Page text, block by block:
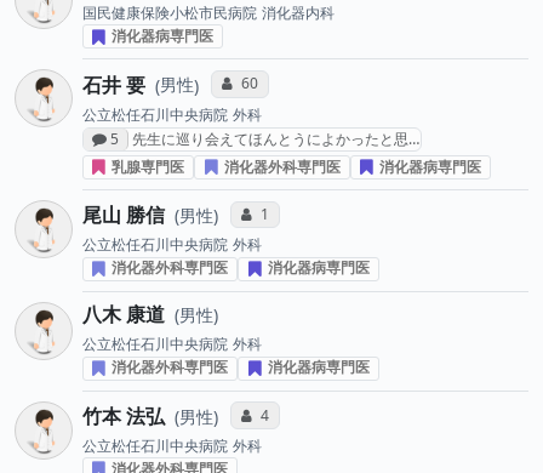
国民健康保険小松市民病院 消化器内科
消化器病専門医
石井 要 男性 コミュニケーション・タイプ投票数
60
公立松任石川中央病院 外科
感想投稿数
5
先生に巡り会えてほんとうによかったと思…
乳腺専門医
消化器外科専門医 消化器病専門医
尾山 勝信 男性 コミュニケーション・タイプ投票数
1
公立松任石川中央病院 外科
消化器外科専門医
消化器病専門医
八木 康道 男性
公立松任石川中央病院 外科
消化器外科専門医
消化器病専門医
竹本 法弘 男性 コミュニケーション・タイプ投票数
4
公立松任石川中央病院 外科
消化器外科専門医